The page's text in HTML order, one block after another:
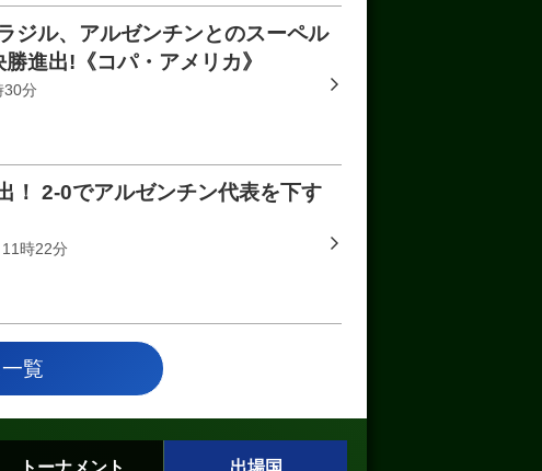
ジル、アルゼンチンとのスーペル
進出!《コパ・アメリカ》
分
！ 2-0でアルゼンチン代表を下す
時22分
覧